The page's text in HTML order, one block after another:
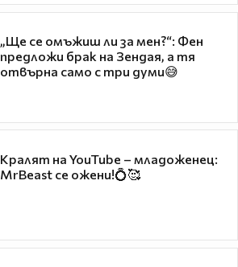
„Ще се омъжиш ли за мен?“: Фен
предложи брак на Зендая, а тя
отвърна само с три думи😅
Кралят на YouTube – младоженец:
MrBeast се ожени!💍🥰